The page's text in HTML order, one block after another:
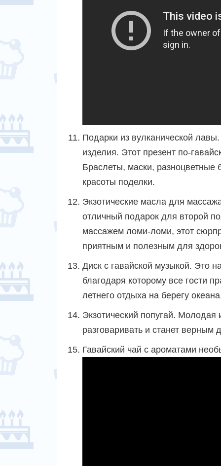
Подарки из вулканической
изделия. Этот презент по-
Браслеты, маски,
красоты поделки.
Экзотические масла для
отличный подарок для второй
массажем ломи-ломи, этот
приятным и полезным для
Диск с гавайской музыкой. Это
благодаря которому все гости
летнего отдыха на берегу
Экзотический попугай.
разговаривать и станет верным
Гавайский чай с ароматами